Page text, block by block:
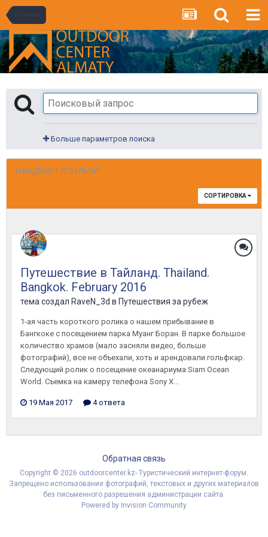
Больше параметров поиска
НАЙДЕНО 1 РЕЗУЛЬТАТ
СОРТИРОВКА
Путешествие в Тайланд. Thailand.
Bangkok. February 2016
тема создал RaveN_3d в Путешествия за рубеж
1-ая часть короткого ролика о нашем прибывание в
Бангкоке с посещением парка Муанг Боран. В парке большое
количество храмов (мало засняли видео, больше
фотографий), все не объехали, хоть и арендовали гольфкар.
Следующий ролик о посещение океанариума Siam Ocean
World. Съемка на камеру телефона Sony X...
19 Мая 2017 4 ответа
Обратная связь
Copyright © 2026 outdoorcenter.kz- Туристический интернет-форум.
Запрещено использование фотографий, текстовых и других материалов
без письменного разрешения администрации сайта.
Powered by Invision Community